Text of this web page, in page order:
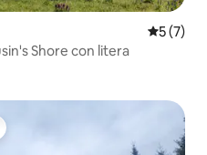
5 (7)
Shore con litera
huéspedes